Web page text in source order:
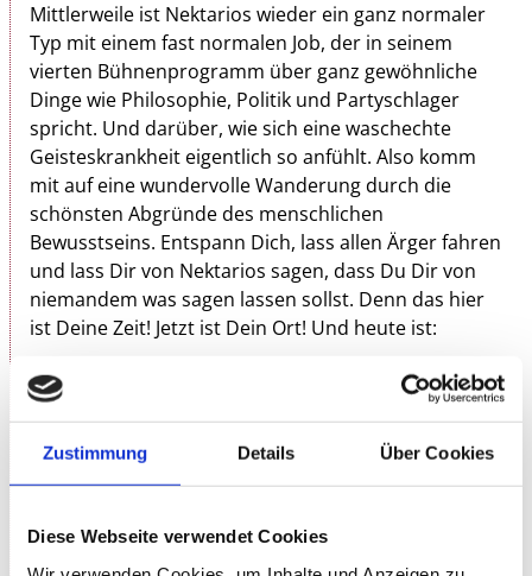
Zustimmung Details Über Cookies
Diese Webseite verwendet Cookies
Mittlerweile ist Nektarios wieder ein ganz normaler
Typ mit einem fast normalen Job, der in seinem
vierten Bühnenprogramm über ganz gewöhnliche
Dinge wie Philosophie, Politik und Partyschlager
spricht. Und darüber, wie sich eine waschechte
Geisteskrankheit eigentlich so anfühlt. Also komm
mit auf eine wundervolle Wanderung durch die
schönsten Abgründe des menschlichen
Bewusstseins. Entspann Dich, lass allen Ärger fahren
und lass Dir von Nektarios sagen, dass Du Dir von
niemandem was sagen lassen sollst. Denn das hier
ist Deine Zeit! Jetzt ist Dein Ort! Und heute ist:
DER BESTE TAG DER WELT!
Die Reise in die Welt einer psychischen Erkrankung, die
für jeden von uns jederzeit Realität werden kann, zeigt
sich mit viel trockenem Humor aufgelockert, ohne jedoch
BNN